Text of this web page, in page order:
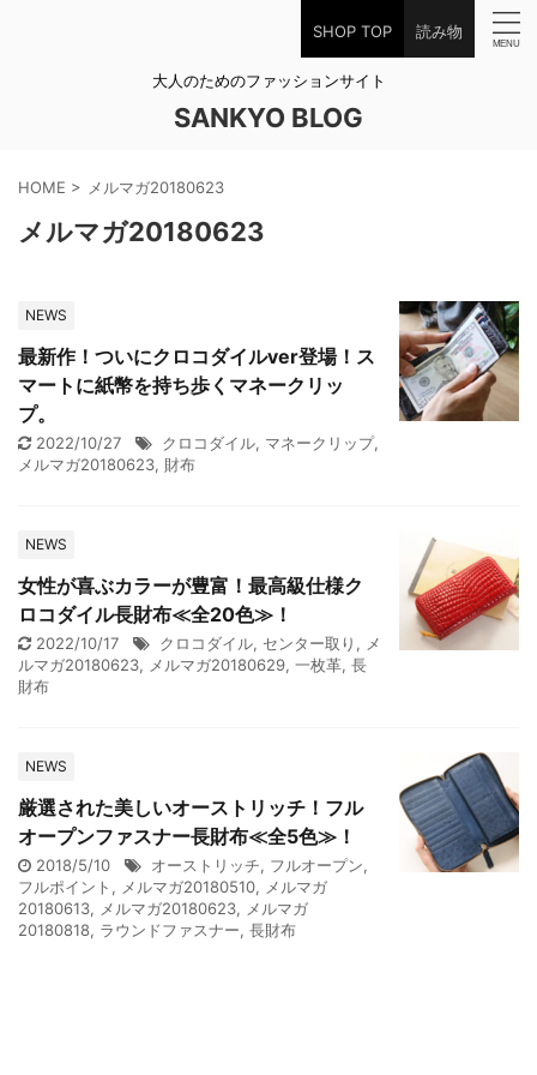
SHOP TOP 読み物
大人のためのファッションサイト
SANKYO BLOG
HOME > メルマガ20180623
メルマガ20180623
NEWS
最新作！ついにクロコダイルver登場！ス
マートに紙幣を持ち歩くマネークリッ
プ。
2022/10/27 クロコダイル, マネークリップ,
メルマガ20180623, 財布
NEWS
女性が喜ぶカラーが豊富！最高級仕様ク
ロコダイル長財布≪全20色≫！
2022/10/17 クロコダイル, センター取り , メ
ルマガ20180623, メルマガ20180629, 一枚革, 長
財布
NEWS
厳選された美しいオーストリッチ！フル
オープンファスナー長財布≪全5色≫！
2018/5/10 オーストリッチ, フルオープン,
フルポイント , メルマガ20180510, メルマガ
20180613, メルマガ20180623, メルマガ
20180818, ラウンドファスナー, 長財布